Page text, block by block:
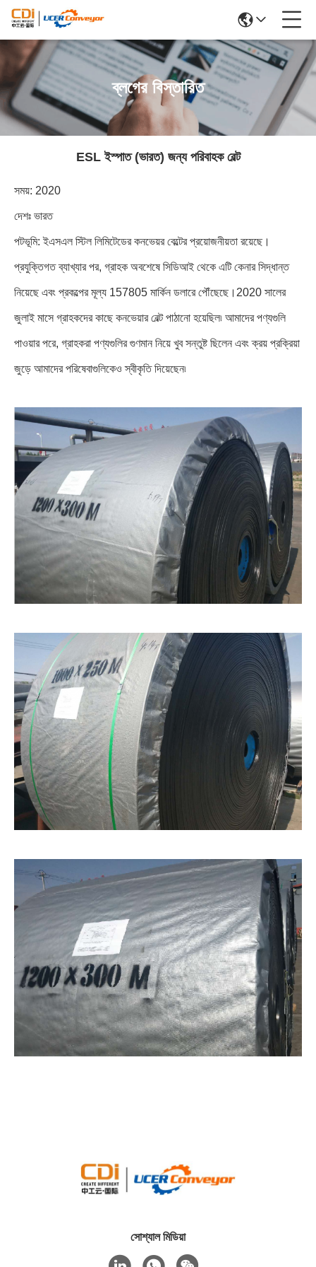
ব্লগের বিস্তারিত
ESL ইস্পাত (ভারত) জন্য পরিবাহক বেল্ট
সময়: 2020
দেশঃ ভারত
পটভূমি: ইএসএল স্টিল লিমিটেডের কনভেয়র বেল্টের প্রয়োজনীয়তা রয়েছে।
প্রযুক্তিগত ব্যাখ্যার পর, গ্রাহক অবশেষে সিডিআই থেকে এটি কেনার সিদ্ধান্ত
নিয়েছে এবং প্রকল্পের মূল্য 157805 মার্কিন ডলারে পৌঁছেছে।2020 সালের
জুলাই মাসে গ্রাহকদের কাছে কনভেয়ার বেল্ট পাঠানো হয়েছিল৷ আমাদের পণ্যগুলি
পাওয়ার পরে, গ্রাহকরা পণ্যগুলির গুণমান নিয়ে খুব সন্তুষ্ট ছিলেন এবং ক্রয় প্রক্রিয়া
জুড়ে আমাদের পরিষেবাগুলিকেও স্বীকৃতি দিয়েছেন৷
সোশ্যাল মিডিয়া